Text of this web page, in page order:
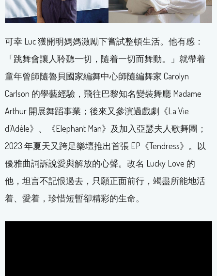
可幸 Luc 獲開明媽媽激勵下嘗試整頓生活。他有感：
「跳舞會讓人聆聽一切，隨着一切而舞動。」就帶着
童年曾師隨魯貝國家編舞中心師隨編舞家 Carolyn
Carlson 的學藝經驗，飛往巴黎知名變裝舞廳 Madame
Arthur 開展舞蹈事業；後來又參演過戲劇《La Vie
d’Adèle》、《Elephant Man》及加入亞瑟夫人歌舞團；
2023 年夏天又跨足樂壇推出首張 EP《Tendress》。以
優雅曲詞訴說愛與解放的心聲。改名 Lucky Love 的
他，坦言不記恨過去，只願正面前行，竭盡所能地活
着、愛着，珍惜短暫卻精彩的生命。